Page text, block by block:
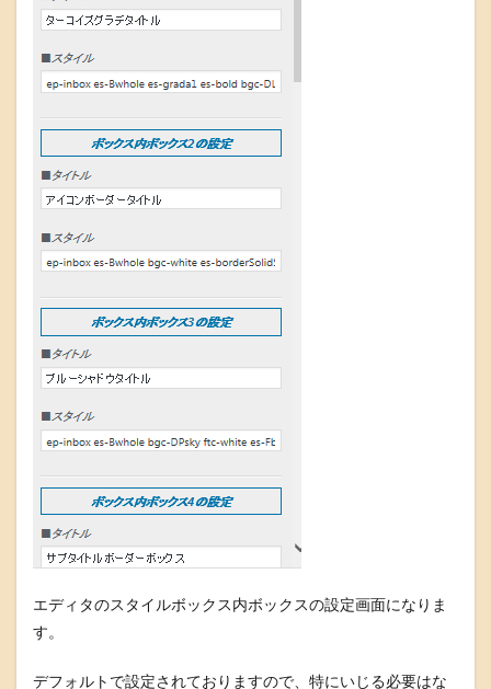
エディタのスタイルボックス内ボックスの設定画面になりま
す。
デフォルトで設定されておりますので、特にいじる必要はな